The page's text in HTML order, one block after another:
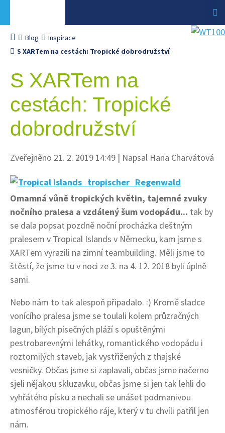
Blog
Inspirace
S XARTem na cestách: Tropické dobrodružství
S XARTem na
cestách: Tropické
dobrodružství
Zveřejněno 21. 2. 2019 14:49 | Napsal Hana Charvátová
Omamná vůně tropických květin, tajemné zvuky
nočního pralesa a vzdálený šum vodopádu... tak by
se dala popsat pozdně noční procházka deštným
pralesem v Tropical Islands v Německu, kam jsme s
XARTem vyrazili na zimní teambuilding. Měli jsme to
štěstí, že jsme tu v noci ze 3. na 4. 12. 2018 byli úplně
sami.
Nebo nám to tak alespoň připadalo. :) Kromě sladce
vonícího pralesa jsme se toulali kolem průzračných
lagun, bílých písečných pláží s opuštěnými
pestrobarevnými lehátky, romantického vodopádu i
roztomilých staveb, jak vystřižených z thajské
vesničky. Občas jsme si zaplavali, občas jsme načerno
sjeli nějakou skluzavku, občas jsme si jen tak lehli do
vyhřátého písku a nechali se unášet podmanivou
atmosférou tropického ráje, který v tu chvíli patřil jen
nám.